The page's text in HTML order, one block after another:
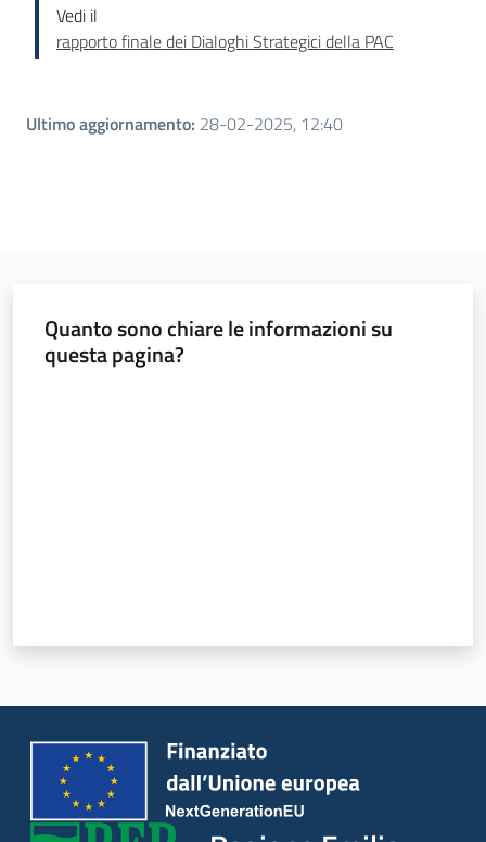
Vedi il
rapporto finale dei Dialoghi Strategici della PAC
Ultimo aggiornamento: 28-02-2025, 12:40
Quanto sono chiare le informazioni su
questa pagina?